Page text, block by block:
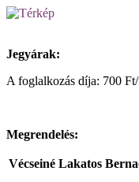
Jegyárak:
A foglalkozás díja: 700
Megrendelés:
Vécseiné Lakatos